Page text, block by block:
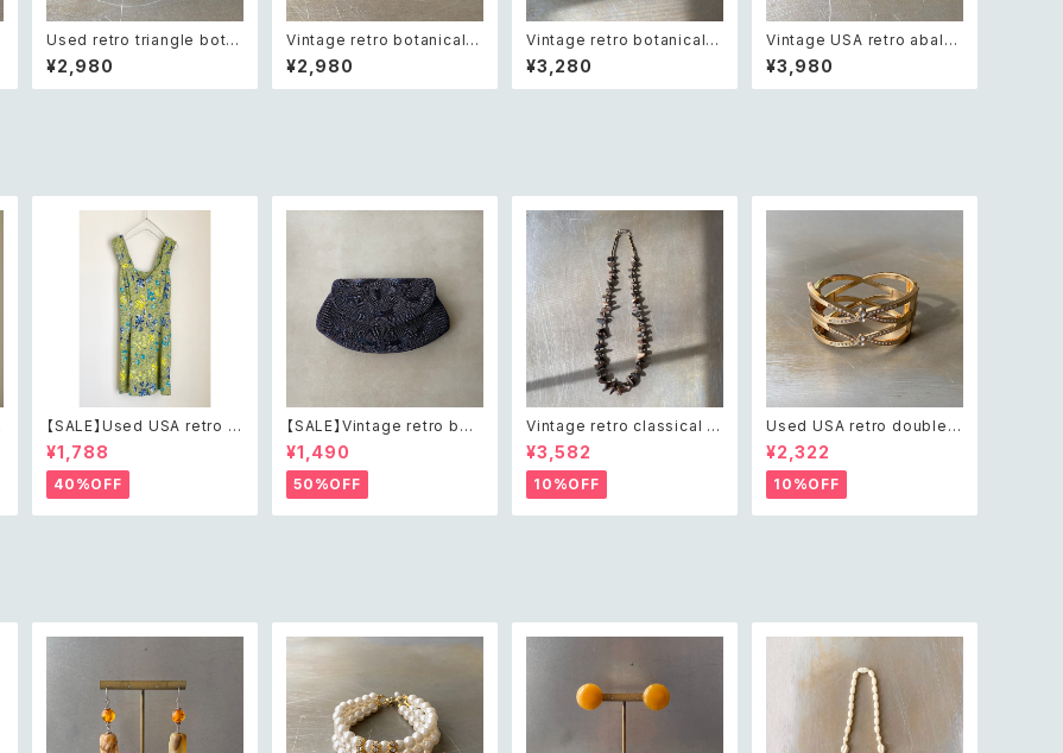
Used retro triangle bota
nical lace design brooch
レトロ ユーズド アクセサリー
トライアングル ボタニカル レ
¥2,980
Vintage retro botanical p
earl×bijou brooch レトロ
ヴィンテージ アクセサリー ボ
タニカル パール×ビジュー ド
¥2,980
Vintage retro botanical fl
ower pearl brooch レトロ
ヴィンテージ アクセサリー ボ
タニカル フラワー パール ブロ
¥3,280
Vintage USA retro abalo
ne shell cosmic design
brooch レトロ アメリカ ヴィ
ンテージ アクセサリー 天然石
¥3,980
【SALE】Used USA retro b
otanical flower salopett
e short pants レトロ アメリ
カ ユーズド 古着 ライトグリー
ン ボタニカル フラワー サロペ
ット ショートパンツ
¥1,788
40%OFF
【SALE】Vintage retro bea
ds embroidery navy blue
pouch レトロ ヴィンテージ
ホワイト ビーズ刺繍 ネイビー
紺色 ポーチ
¥1,490
50%OFF
Vintage retro classical ro
ugh cut shell beads nec
klace レトロ ヴィンテージ ア
クセサリー クラシカル ラフカ
ット シェル ビーズ ネックレス
¥3,582
10%OFF
Used USA retro double c
ross crystal bijou bangle
レトロ アメリカ ユーズド アク
セサリー ゴールド ダブル クロ
ス ビジュー バングル
¥2,322
10%OFF